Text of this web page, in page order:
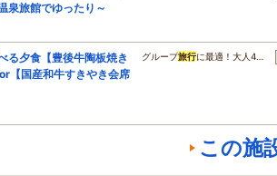
旅館でゆったり～
る夕食【豊後牛陶板焼き
【国産和牛すきやき会席
グループ旅行に最適！大人4…
この施